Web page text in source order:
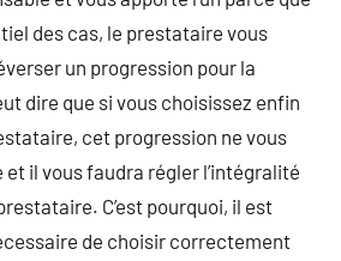
des cas, le prestataire vous
un progression pour la
dire que si vous choisissez enfin
cet progression ne vous
il vous faudra régler l’intégralité
C’est pourquoi, il est
de choisir correctement